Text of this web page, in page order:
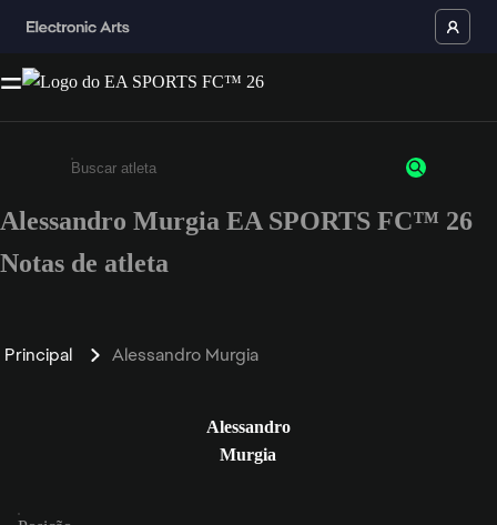
Insira pelo menos 3 caracteres ou números
Alessandro Murgia EA SPORTS FC™ 26
Notas de atleta
Principal Alessandro Murgia
Alessandro
Murgia